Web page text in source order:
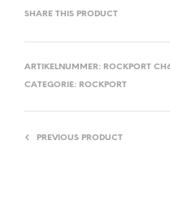
SHARE THIS PRODUCT
ARTIKELNUMMER: ROCKPORT
CATEGORIE: ROCKPORT
PREVIOUS PRODUCT